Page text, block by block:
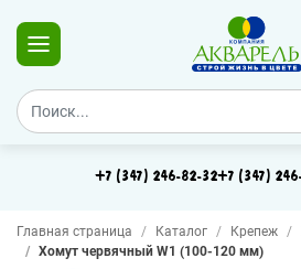
+7 (347) 246-82-32+7 (347)
Главная страница Каталог Крепеж
Хомут червячный W1 (100-120 мм)